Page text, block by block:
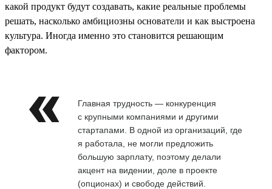
какой продукт будут создавать, какие реальные проблемы
решать, насколько амбициозны основатели и как выстроена
культура. Иногда именно это становится решающим
фактором.
Главная трудность — конкуренция
с крупными компаниями и другими
стартапами. В одной из организаций, где
я работала, не могли предложить
большую зарплату, поэтому делали
акцент на видении, доле в проекте
(опционах) и свободе действий.